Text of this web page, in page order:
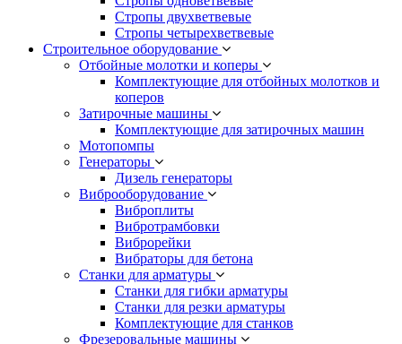
Стропы двухветвевые
Стропы четырехветвевые
Строительное оборудование
Отбойные молотки и коперы
Комплектующие для отбойных молотков и
коперов
Затирочные машины
Комплектующие для затирочных машин
Мотопомпы
Генераторы
Дизель генераторы
Виброоборудование
Виброплиты
Вибротрамбовки
Виброрейки
Вибраторы для бетона
Станки для арматуры
Станки для гибки арматуры
Станки для резки арматуры
Комплектующие для станков
Фрезеровальные машины